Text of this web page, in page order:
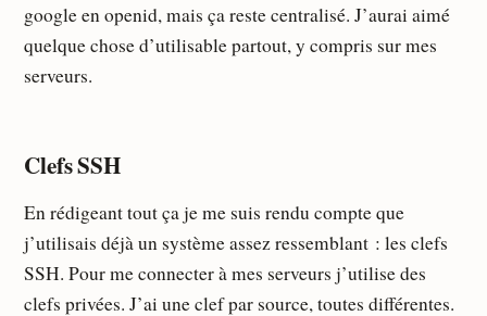
google en openid, mais ça reste centralisé. J’aurai aimé
quelque chose d’utilisable partout, y compris sur mes
serveurs.
Clefs SSH
En rédigeant tout ça je me suis rendu compte que
j’utilisais déjà un système assez ressemblant : les clefs
SSH. Pour me connecter à mes serveurs j’utilise des
clefs privées. J’ai une clef par source, toutes différentes.